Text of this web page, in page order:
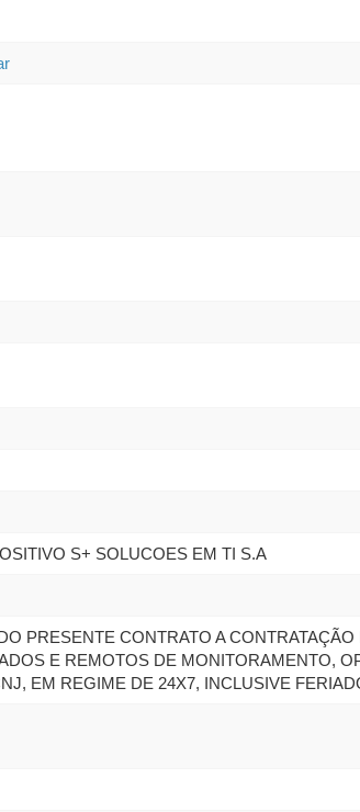
S+ SOLUCOES EM TI S.A
PRESENTE CONTRATO A
E REMOTOS DE MONITORAMENTO,
EM REGIME DE 24X7, INCLUSIVE